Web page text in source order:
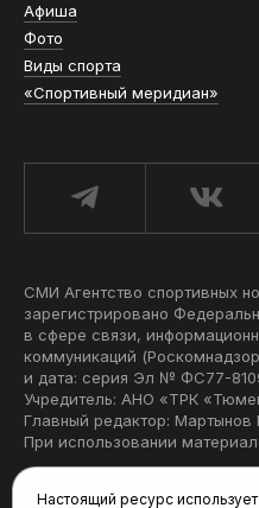
Афиша
Фото
Виды спорта
«Спортивный меридиан»
СМИ Агентство спортивных
зарегистрировано
в сфере связи,
коммуникаций
и дата: серия Эл № ФС77-
Учредитель: АНО «ТРК
Главный редактор: Мартынов
При использовании
Настоящий ресурс